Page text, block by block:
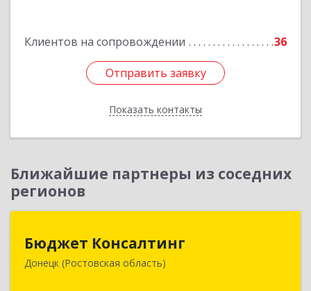
Клиентов на сопровождении 36
Отправить заявку
Показать контакты
Отправить заявку
Назад
Ближайшие партнеры из соседних
регионов
Бюджет Консалтинг
Донецк (Ростовская область)
346338, Ростовская обл, г.о. Город Донецк,